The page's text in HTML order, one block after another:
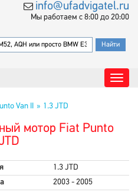
info@ufadvigatel.ru
Мы работаем с 8:00 до 20:00
Van II 1.3 JTD
мотор Fiat Punto
1.3 JTD
2003 - 2005